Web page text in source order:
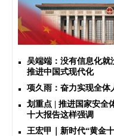
吴端端：没有信息化就
推进中国式现代化
项久雨：奋力实现全体
划重点 | 推进国家安全
十大报告这样强调
王宏甲｜新时代“黄金